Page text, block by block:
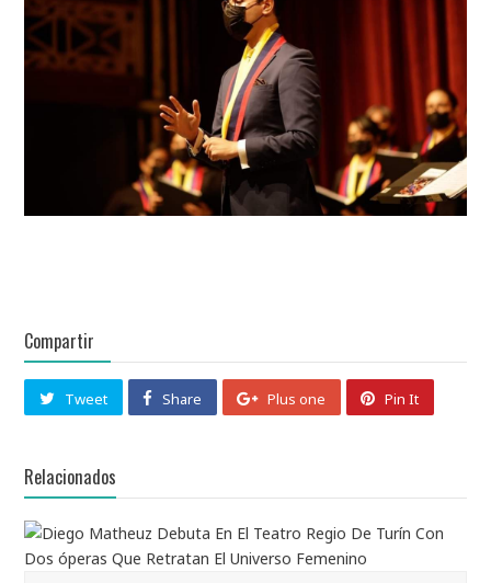
Compartir
Tweet Share Plus one Pin It
Relacionados